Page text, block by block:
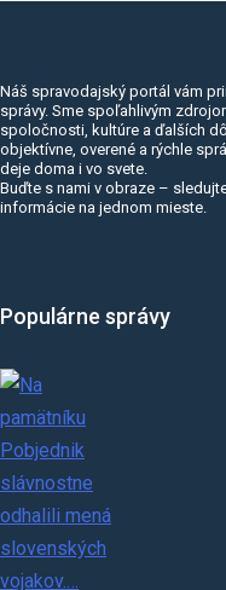
Náš spravodajský portál vám
správy. Sme spoľahlivým
spoločnosti, kultúre a ďalších
objektívne, overené a rýchle
deje doma i vo svete.
Buďte s nami v obraze –
informácie na jednom mieste.
Populárne správy